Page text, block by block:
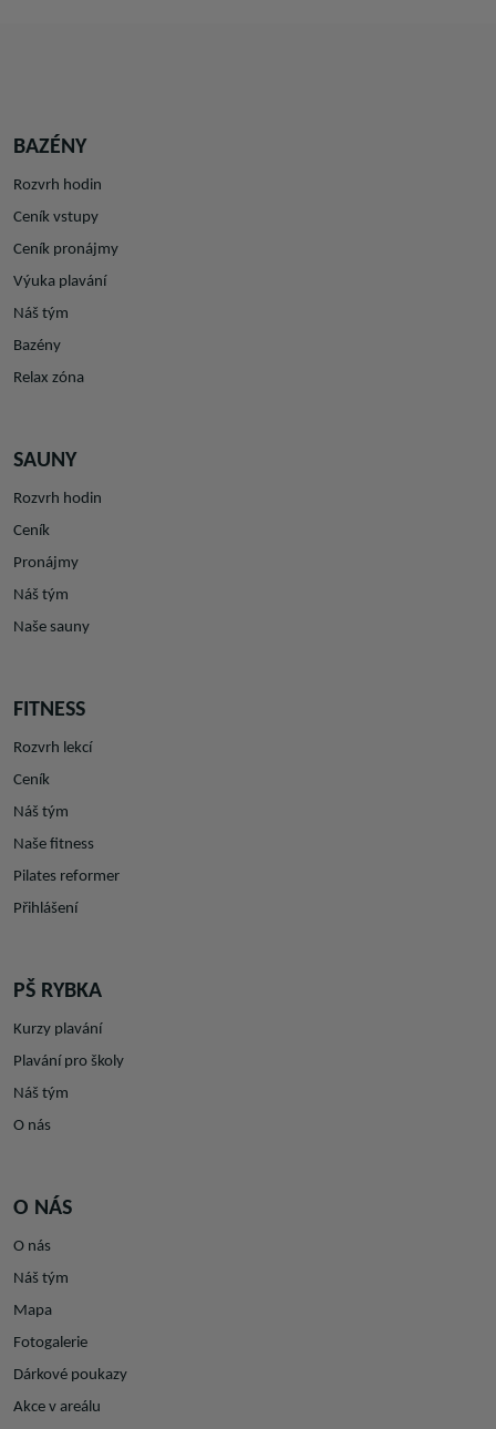
BAZÉNY
Rozvrh hodin
Ceník vstupy
Ceník pronájmy
Výuka plavání
Náš tým
Bazény
Relax zóna
SAUNY
Rozvrh hodin
Ceník
Pronájmy
Náš tým
Naše sauny
FITNESS
Rozvrh lekcí
Ceník
Náš tým
Naše fitness
Pilates reformer
Přihlášení
PŠ RYBKA
Kurzy plavání
Plavání pro školy
Náš tým
O nás
O NÁS
O nás
Náš tým
Mapa
Fotogalerie
Dárkové poukazy
Akce v areálu